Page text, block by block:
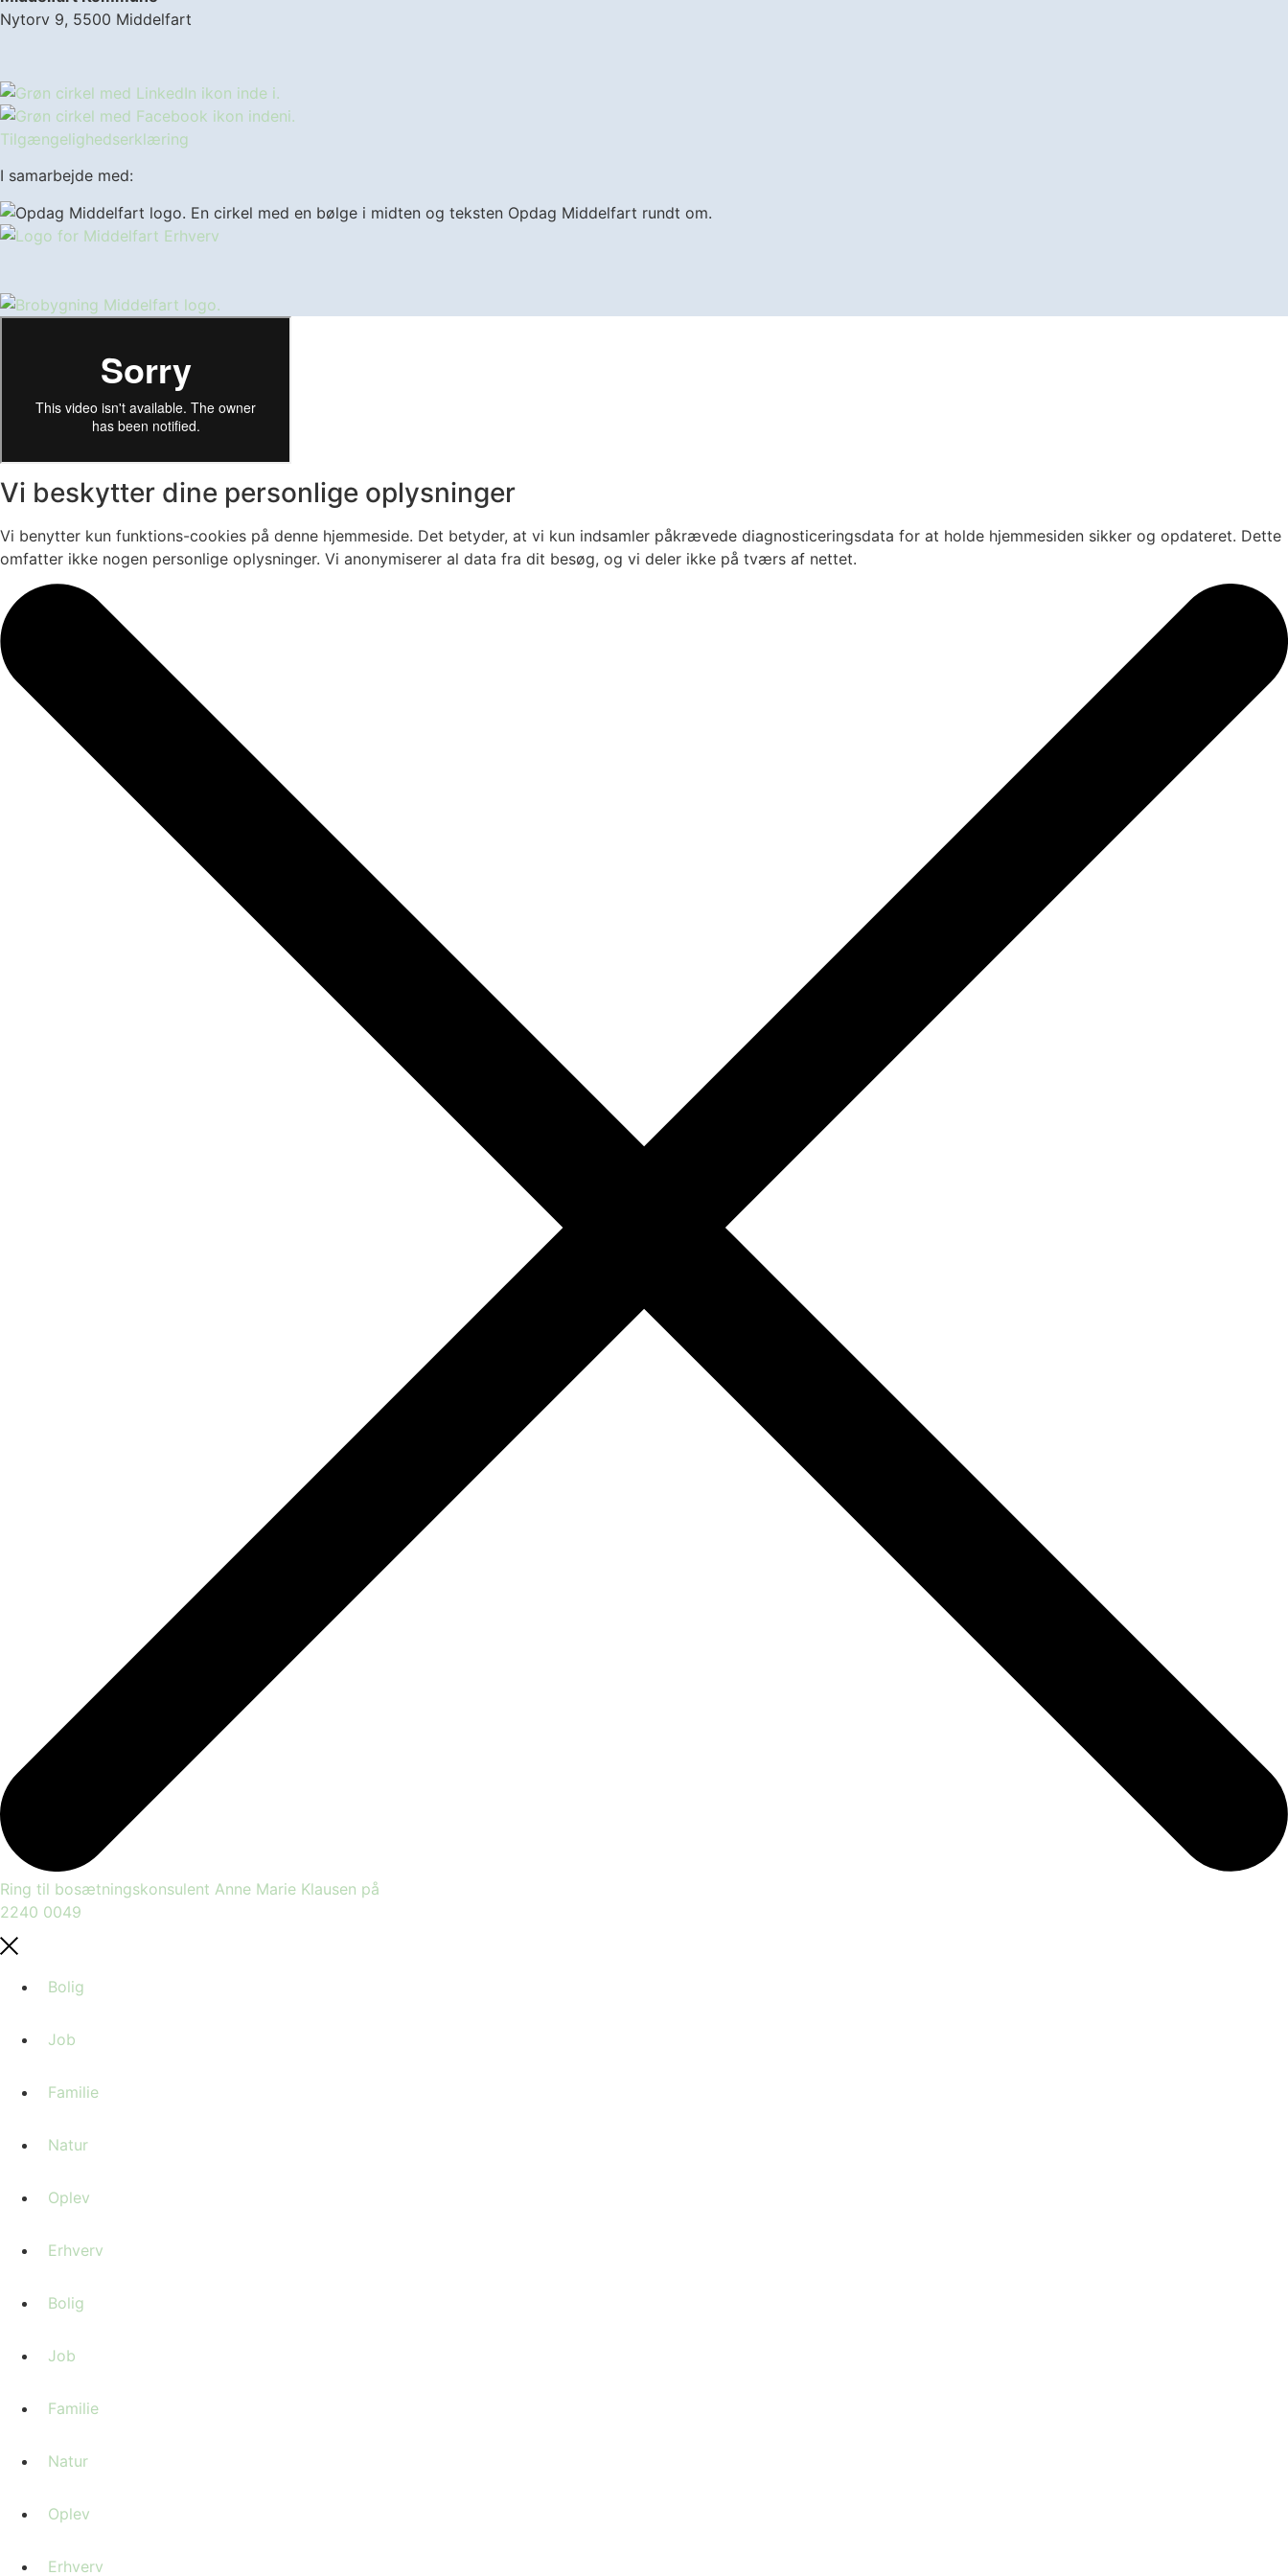
Nytorv 9, 5500 Middelfart
Tilgængelighedserklæring
I samarbejde med:
Vi beskytter dine personlige oplysninger
Vi benytter kun funktions-cookies på denne hjemmeside. Det betyder, at vi kun indsamler påkrævede diagnosticeringsdata for at holde hjemmesiden sikker og opdateret. Dette
omfatter ikke nogen personlige oplysninger. Vi anonymiserer al data fra dit besøg, og vi deler ikke på tværs af nettet.
Ring til bosætningskonsulent Anne Marie Klausen på
2240 0049
Bolig
Job
Familie
Natur
Oplev
Erhverv
Bolig
Job
Familie
Natur
Oplev
Erhverv